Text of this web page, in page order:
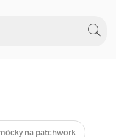
na patchwork